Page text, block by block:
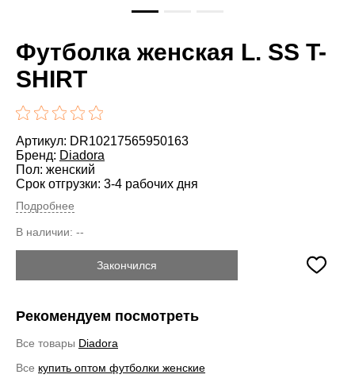
Футболка женская L. SS T-
SHIRT
Артикул: DR10217565950163
Бренд: Diadora
Пол: женский
Срок отгрузки: 3-4 рабочих дня
Подробнее
В наличии: --
Закончился
Рекомендуем посмотреть
Все товары Diadora
Все купить оптом футболки женские